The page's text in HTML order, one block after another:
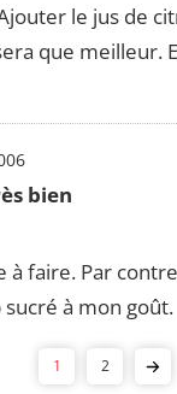
le jus de
que meilleur.
bien
à faire. Par
à mon goût.
1 2